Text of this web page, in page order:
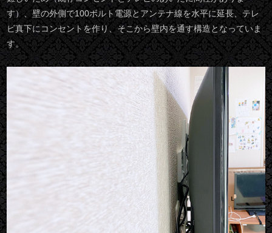
す）、壁の外側で100ボルト電源とアンテナ線を水平に延長、テレ
ビ真下にコンセントを作り、そこから壁内を通す構造となっていま
す。